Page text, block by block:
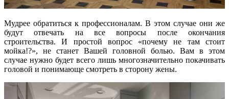
Мудрее обратиться к профессионалам. В этом случае они же
будут отвечать на все вопросы после окончания
строительства. И простой вопрос «почему не там стоит
мойка!?», не станет Вашей головной болью. Вам в этом
случае нужно будет всего лишь многозначительно покачивать
головой и понимающе смотреть в сторону жены.